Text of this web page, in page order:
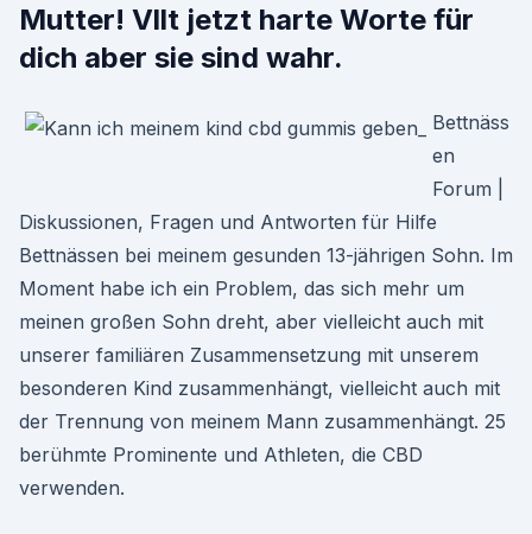
Mutter! Vllt jetzt harte Worte für
dich aber sie sind wahr.
Bettnäss
en
Forum |
Diskussionen, Fragen und Antworten für Hilfe
Bettnässen bei meinem gesunden 13-jährigen Sohn. Im
Moment habe ich ein Problem, das sich mehr um
meinen großen Sohn dreht, aber vielleicht auch mit
unserer familiären Zusammensetzung mit unserem
besonderen Kind zusammenhängt, vielleicht auch mit
der Trennung von meinem Mann zusammenhängt. 25
berühmte Prominente und Athleten, die CBD
verwenden.